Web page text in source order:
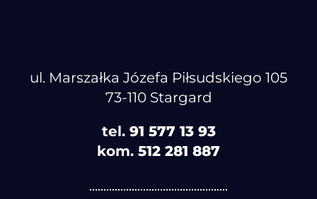
ul. Marszałka Józefa Piłsudskiego 105
73-110 Stargard
tel. 91 577 13 93
kom. 512 281 887